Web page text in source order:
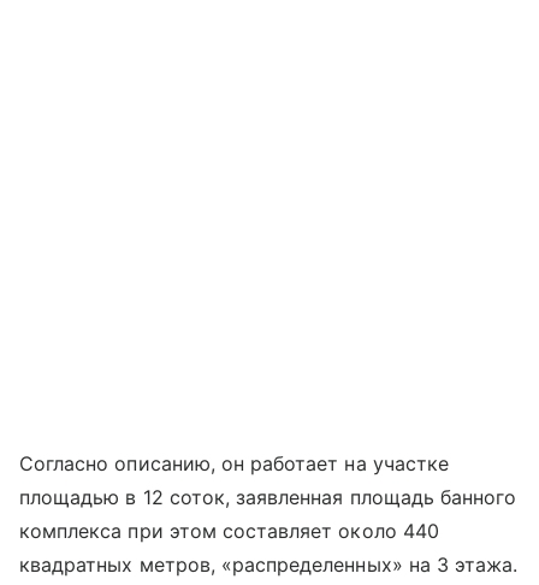
Согласно описанию, он работает на участке
площадью в 12 соток, заявленная площадь банного
комплекса при этом составляет около 440
квадратных метров, «распределенных» на 3 этажа.